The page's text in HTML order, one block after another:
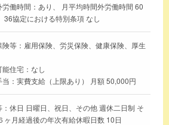
労働時間：あり、 月平均時間外労働時間 60
36協定における特別条項 なし
険等：雇用保険、労災保険、健康保険、厚生
能住宅：なし
当：実費支給（上限あり） 月額 50,000円
：休日 日曜日、祝日、その他 週休二日制 そ
ヶ月経過後の年次有給休暇日数 10日